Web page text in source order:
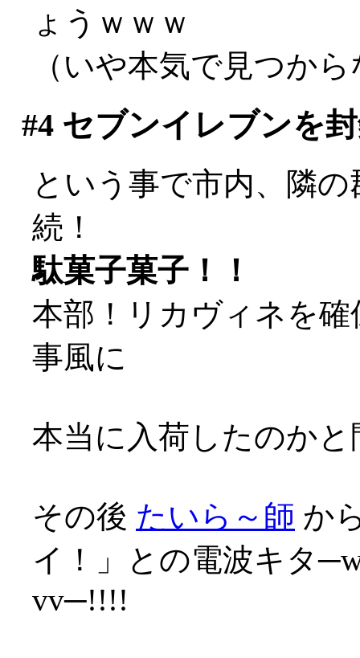
ょうｗｗｗ
（いや本気で見つか
#4セブンイレブンを
という事で市内、隣
続！
駄菓子菓子！！
本部！リカヴィネを
事風に
本当に入荷したのか
その後 たいら～師 か
イ！」との電波キタ
vv─!!!!